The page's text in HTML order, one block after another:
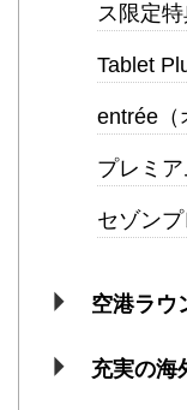
ス限定
Tablet
entrée（
プレミ
セゾン
空港ラウ
充実の海